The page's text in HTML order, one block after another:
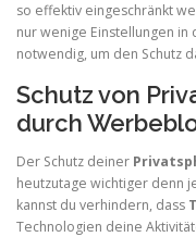
so effektiv eingeschränkt
nur wenige Einstellungen
notwendig, um den Schutz
Schutz von
durch
Der Schutz deiner
heutzutage wichtiger denn
kannst du verhindern, dass
Technologien deine